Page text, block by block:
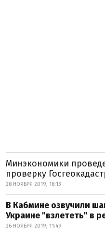
Минэкономики
проверку
28 НОЯБРЯ 2019, 18:13
В Кабмине озвучили
Украине "взлететь" в
26 НОЯБРЯ 2019, 11:49